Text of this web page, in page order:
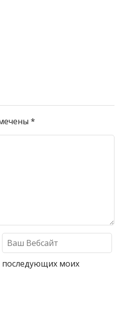
*
последующих моих